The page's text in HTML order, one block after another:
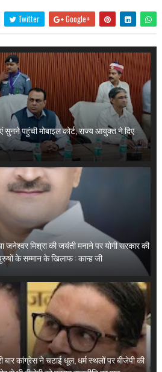
Twitter Google+
सुनने पहुंची मोबाइल कोर्ट, राज्य आयुक्त ने दिए
जनेश्वर मिश्रा की जयंती मनाने पर योगी सरकार की
के सम्मान के खिलाफ : कान्ह जी
बार कांग्रेस ने चटाई धूल, धर्म स्थलों पर बीजेपी की